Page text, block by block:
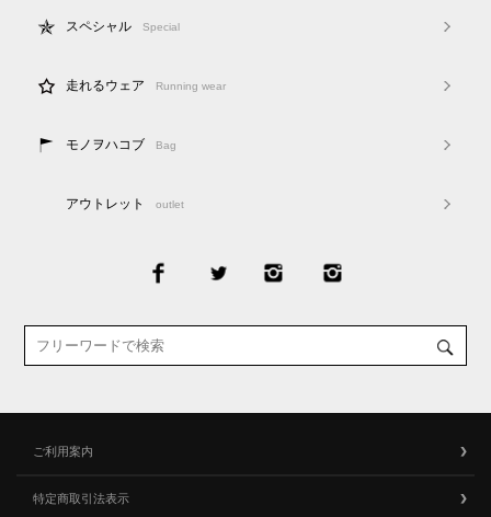
スペシャル Special
走れるウェア Running wear
モノヲハコブ Bag
アウトレット outlet
ご利用案内
特定商取引法表示